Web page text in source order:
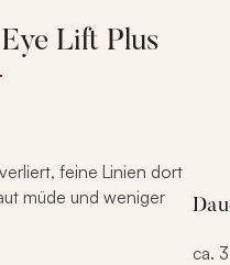
Lift Plus
feine Linien dort
müde und weniger
ca.